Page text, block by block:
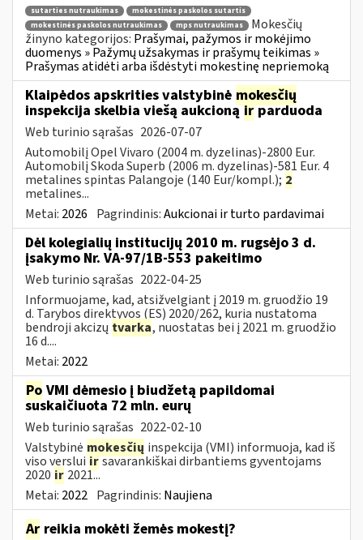
sutarties nutraukimas
mokestinės paskolos sutartis
mokestinės paskolos nutraukimas
mps nutraukimas
Mokesčių
žinyno kategorijos: Prašymai, pažymos ir mokėjimo
duomenys » Pažymų užsakymas ir prašymų teikimas »
Prašymas atidėti arba išdėstyti mokestinę nepriemoką
Klaipėdos apskrities valstybinė mokesčių
inspekcija skelbia viešą aukcionąirparduoda
Web turinio sąrašas 2026-07-07
Automobilį Opel Vivaro (2004 m. dyzelinas)-2800 Eur.
Automobilį Skoda Superb (2006 m. dyzelinas)-581 Eur. 4
metalines spintas Palangoje (140 Eur/kompl.); 2
metalines...
Metai: 2026 Pagrindinis:Aukcionai ir turto pardavimai
Dėl kolegialių institucijų 2010 m. rugsėjo 3 d.
įsakymo Nr. VA-97/1B-553 pakeitimo
Web turinio sąrašas 2022-04-25
Informuojame, kad, atsižvelgiant į 2019 m. gruodžio 19
d. Tarybos direktyvos (ES) 2020/262, kuria nustatoma
bendroji akcizų tvarka, nuostatas bei į 2021 m. gruodžio
16 d....
Metai: 2022
Po VMI dėmesio į biudžetą papildomai
suskaičiuota 72 mln. eurų
Web turinio sąrašas 2022-02-10
Valstybinė mokesčių inspekcija (VMI) informuoja, kad iš
viso versluiirsavarankiškai dirbantiems gyventojams
2020 ir 2021...
Metai: 2022 Pagrindinis: Naujiena
Ar reikia mokėti žemės mokestį?